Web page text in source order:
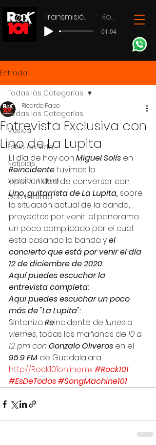
Transmisión en vivo Rock 101
-01:04
Entrada
Todas las Categorías
Música
Estilo de vida
Noticias
Seccion Home
Gob Informa
Todas las Categorías
Entrevista Exclusiva con
Lino de La Lupita
Ricardo Papo
El día de hoy con Miguel Solís en
Reincidente tuvimos la
oportunidad de conversar con
Lino, guitarrista de La Lupita, sobre
la situación actual de la banda,
proyectos por venir, el panorama
un poco complicado por el cual
esta pasando la banda y el
concierto que está por venir el día
12 de diciembre de 2020.
Aquí puedes escuchar la
entrevista completa:
Aqui puedes escuchar un poco
más de "La Lupita":
Sintoniza Reincidente de lunes a
viernes, todas las mañanas de 10 a
12 pm con Gonzalo Oliveros en el
95.9 FM de Guadalajara.
http://Rock101online.mx#Rock101
#EsDeTodos#SongMachine101